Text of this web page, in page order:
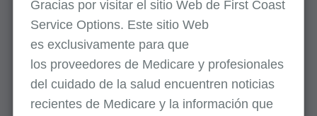
Gracias por visitar el sitio Web de First Coast
Service Options. Este sitio Web
es exclusivamente para que
los proveedores de Medicare y profesionales
del cuidado de la salud encuentren noticias
recientes de Medicare y la información que